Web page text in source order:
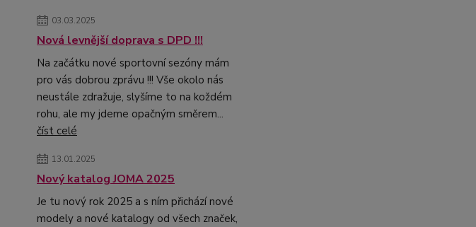
03.03.2025
Nová levnější doprava s DPD !!!
Na začátku nové sportovní sezóny mám
pro vás dobrou zprávu !!! Vše okolo nás
neustále zdražuje, slyšíme to na koždém
rohu, ale my jdeme opačným směrem...
číst celé
13.01.2025
Nový katalog JOMA 2025
Je tu nový rok 2025 a s ním přichází nové
modely a nové katalogy od všech značek,